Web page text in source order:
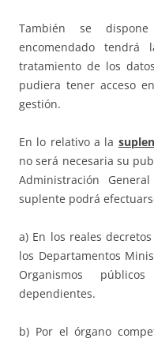
También se
encomendado tendrá
tratamiento de los
pudiera tener acceso
gestión.
En lo relativo a la
no será necesaria su
Administración
suplente podrá
a) En los reales
los Departamentos
Organismos
dependientes.
b) Por el órgano